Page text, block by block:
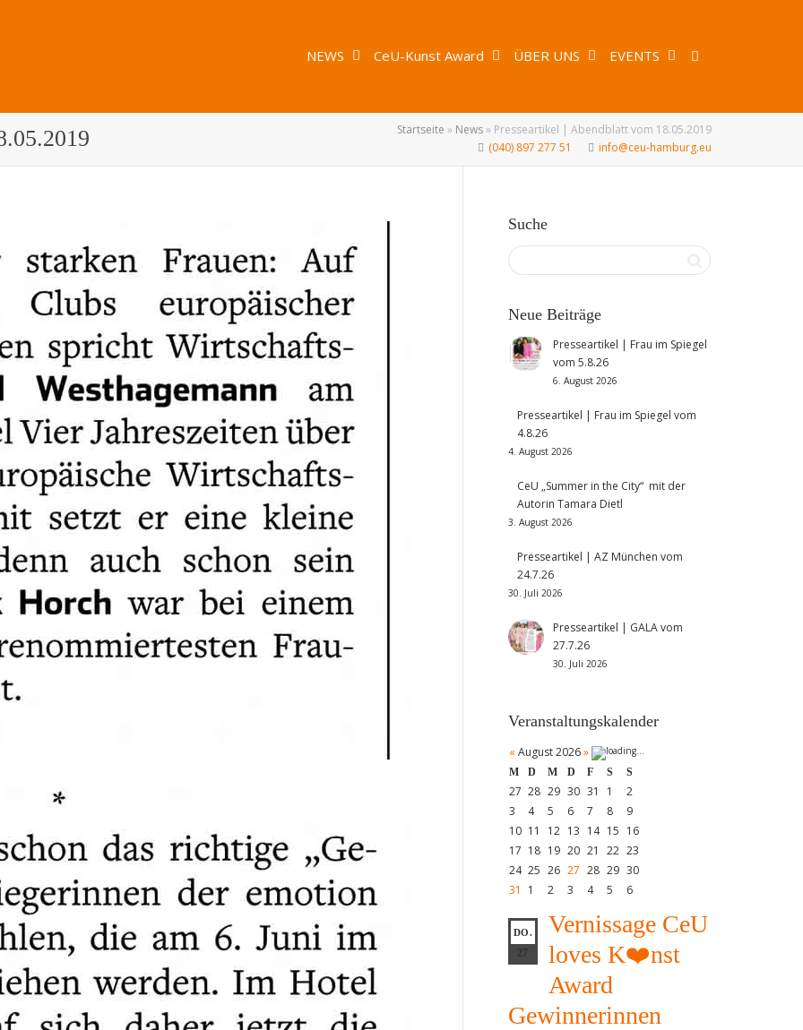
NEWS CeU-Kunst Award ÜBER UNS EVENTS
Startseite » News» Presseartikel | Abendblatt vom 18.05.2019
(040) 897 277 51
info@ceu-hamburg.eu
Suche
Neue Beiträge
Presseartikel | Frau im Spiegel
vom 5.8.26
6. August 2026
Presseartikel | Frau im Spiegel vom
4.8.26
4. August 2026
CeU „Summer in the City“ mit der
Autorin Tamara Dietl
3. August 2026
Presseartikel | AZ München vom
24.7.26
30. Juli 2026
Presseartikel | GALA vom
27.7.26
30. Juli 2026
Veranstaltungskalender
« August 2026 »
M D M D F S S
27 28 29 30 31 1
2
3
4 5 6 7 8
9
10 11 12 13 14 15 16
17 18 19 20 21 22 23
24 25 26 27 28 29 30
31
1 2 3 4 5 6
DO.
27
Vernissage CeU
loves K❤️nst
Award
Gewinnerinnen